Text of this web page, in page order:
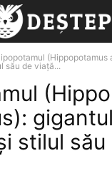
(Hippopotamus
său de viață...
stilul